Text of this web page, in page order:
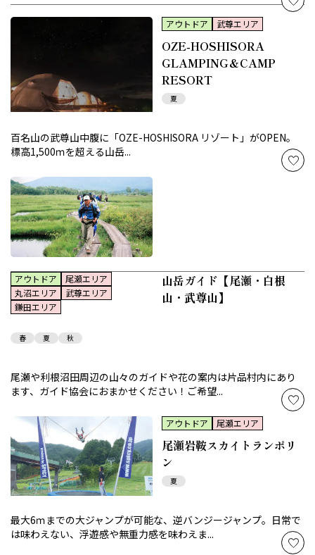
アウトドア 武尊エリア
OZE-HOSHISORA
GLAMPING＆CAMP
RESORT
夏
百名山の武尊山中腹に「OZE-HOSHISORA リゾート」がOPEN。
標高1,500ｍを超える山岳...
アウトドア
尾瀬エリア
丸沼エリア
武尊エリア
鎌田エリア
山岳ガイド【尾瀬・白根
山・武尊山】
春 夏 秋
尾瀬や利根沼田周辺の山々のガイドや花の案内は片品村内にあり
ます、ガイド協会におまかせください！ご希望...
アウトドア 尾瀬エリア
尾瀬岩鞍スカイトランポリ
ン
夏
最大6ｍまでの大ジャンプが可能な、逆バンジージャンプ。日常で
は味わえない、浮遊感や無重力感を味わえま...